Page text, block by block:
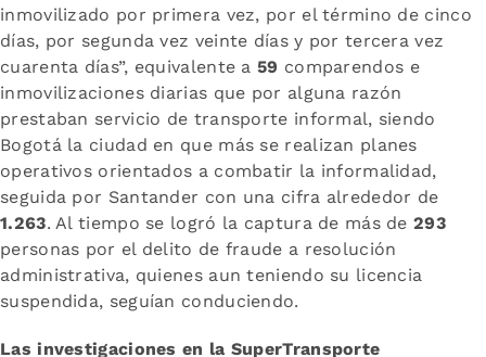
inmovilizado por primera vez, por el término de cinco
días, por segunda vez veinte días y por tercera vez
cuarenta días”, equivalente a 59 comparendos e
inmovilizaciones diarias que por alguna razón
prestaban servicio de transporte informal, siendo
Bogotá la ciudad en que más se realizan planes
operativos orientados a combatir la informalidad,
seguida por Santander con una cifra alrededor de
1.263. Al tiempo se logró la captura de más de293
personas por el delito de fraude a resolución
administrativa, quienes aun teniendo su licencia
suspendida, seguían conduciendo.
Las investigaciones en la SuperTransporte